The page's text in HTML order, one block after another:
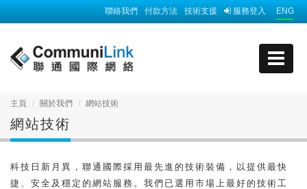
ENG
服務登入
技術支援
付款方法
聯絡我們
主頁 關於我們 網站技術
網站技術
科技日新月異，聯通國際採用最先進的技術裝備，以提供最快
捷、安全及穩定的網站服務。我們已選用市場上最好的技術工